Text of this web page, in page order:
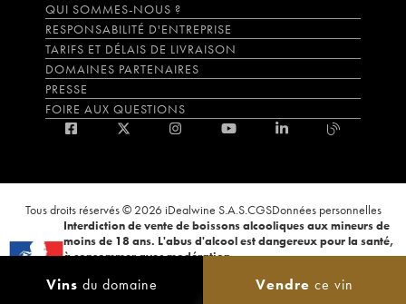
Vins du domaine Vendre ce vin
QUI SOMMES-NOUS ?
RESPONSABILITÉ D'ENTREPRISE
TARIFS ET DÉLAIS DE LIVRAISON
DOMAINES PARTENAIRES
PRESSE
FOIRE AUX QUESTIONS
Tous droits réservés © 2026 iDealwine S.A.S.CGSDonnées personnelles
Interdiction de vente de boissons alcooliques aux mineurs de
moins de 18 ans. L'abus d'alcool est dangereux pour la santé,
à consommer avec modération.
ligne. CODE DE LA SANTÉ PUBLIQUE, ART.L.3342-1 et L.3353-3